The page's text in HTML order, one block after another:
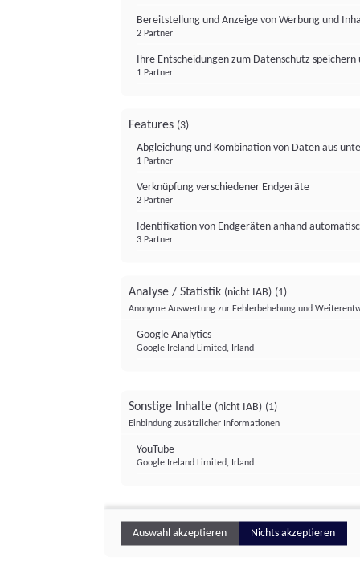
Bereitstellung und Anzeige von Werbung und
2 Partner
Ihre Entscheidungen zum Datenschutz
1 Partner
Features (3)
Abgleichung und Kombination von Daten aus
1 Partner
Verknüpfung verschiedener Endgeräte
2 Partner
Identifikation von Endgeräten anhand
3 Partner
Analyse / Statistik (nicht IAB) (1)
Anonyme Auswertung zur Fehlerbehebung und
Google Analytics
Google Ireland Limited, Irland
Sonstige Inhalte (nicht IAB) (1)
Einbindung zusätzlicher Informationen
YouTube
Google Ireland Limited, Irland
Auswahl akzeptieren Nichts akzeptieren